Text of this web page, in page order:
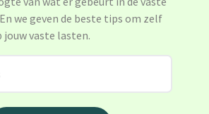
we geven de beste tips om zelf
jouw vaste lasten.